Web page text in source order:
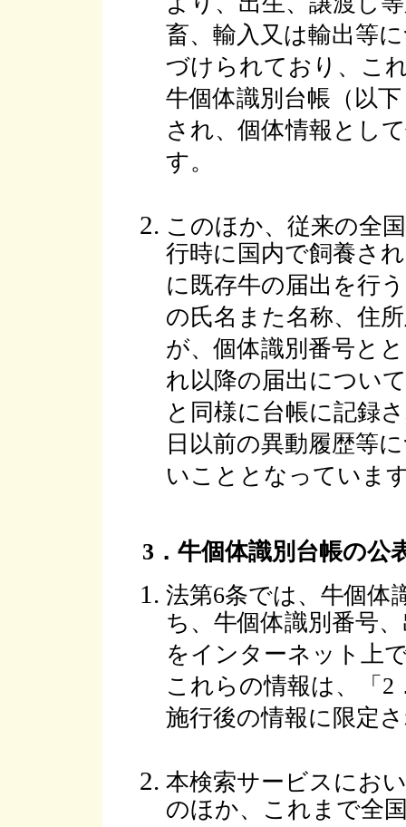
畜、輸入又は輸出等
づけられており、こ
牛個体識別台帳（以
され、個体情報とし
す。
このほか、従来の全
行時に国内で飼養さ
に既存牛の届出を行
の氏名また名称、住
が、個体識別番号と
れ以降の届出につい
と同様に台帳に記録
日以前の異動履歴等
いこととなっていま
3．牛個体識別台帳の公
法第6条では、牛個体
ち、牛個体識別番号
をインターネット上
これらの情報は、「
施行後の情報に限定
本検索サービスにお
のほか、これまで全